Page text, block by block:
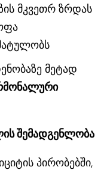
მკვეთრ ზრდას
მეტად
შემადგენლობა
პირობებში,